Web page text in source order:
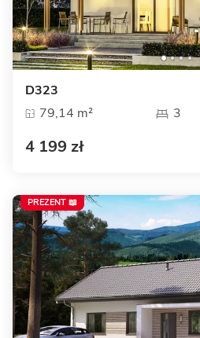
D323
79,14 m²
3
4 199 zł
PREZENT 📖